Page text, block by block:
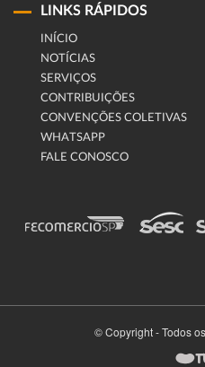
LINKS RÁPIDOS
INÍCIO
NOTÍCIAS
SERVIÇOS
CONTRIBUIÇÕES
CONVENÇÕES COLETIVAS
WHATSAPP
FALE CONOSCO
© Copyright - Todos